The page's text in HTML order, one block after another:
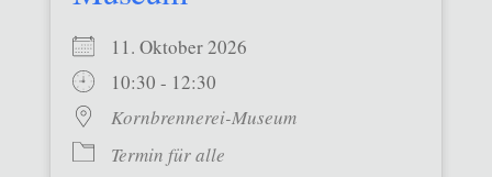
11. Oktober 2026
10:30 - 12:30
Kornbrennerei-Museum
Termin für alle